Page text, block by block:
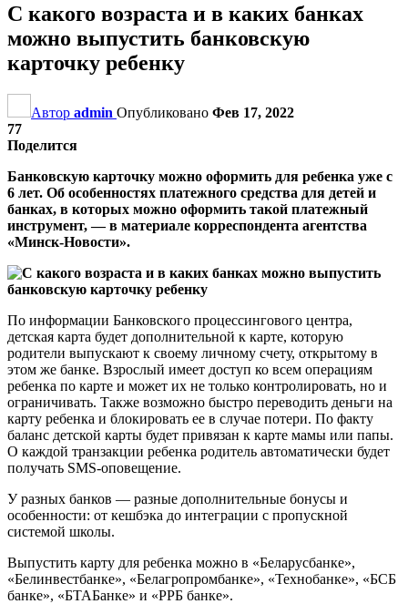
С какого возраста и в каких банках
можно выпустить банковскую
карточку ребенку
Автор admin Опубликовано Фев 17, 2022
77
Поделится
Банковскую карточку можно оформить для ребенка уже с
6 лет. Об особенностях платежного средства для детей и
банках, в которых можно оформить такой платежный
инструмент, — в материале корреспондента агентства
«Минск-Новости».
По информации Банковского процессингового центра,
детская карта будет дополнительной к карте, которую
родители выпускают к своему личному счету, открытому в
этом же банке. Взрослый имеет доступ ко всем операциям
ребенка по карте и может их не только контролировать, но и
ограничивать. Также возможно быстро переводить деньги на
карту ребенка и блокировать ее в случае потери. По факту
баланс детской карты будет привязан к карте мамы или папы.
О каждой транзакции ребенка родитель автоматически будет
получать SMS-оповещение.
У разных банков — разные дополнительные бонусы и
особенности: от кешбэка до интеграции с пропускной
системой школы.
Выпустить карту для ребенка можно в «Беларусбанке»,
«Белинвестбанке», «Белагропромбанке», «Технобанке», «БСБ
банке», «БТАБанке» и «РРБ банке».